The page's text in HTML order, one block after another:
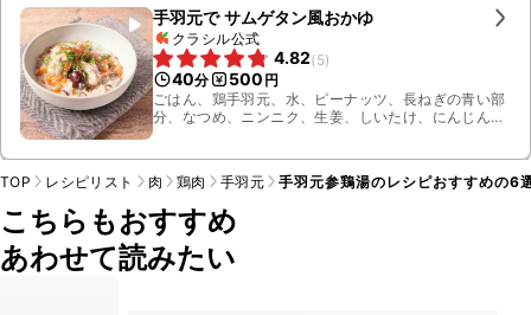
手羽元で サムゲタン風おかゆ
クラシル公式
4.82(5)
40分 500 円
ごはん、鶏手羽元、水、ピーナッツ、長ねぎの青い部
分、なつめ、ニンニク、生姜、しいたけ、にんじん、
TOP レシピリスト 肉 鶏肉 手羽元 手羽元参鶏湯のレシピおすすめの6
こちらもおすすめ
あわせて読みたい